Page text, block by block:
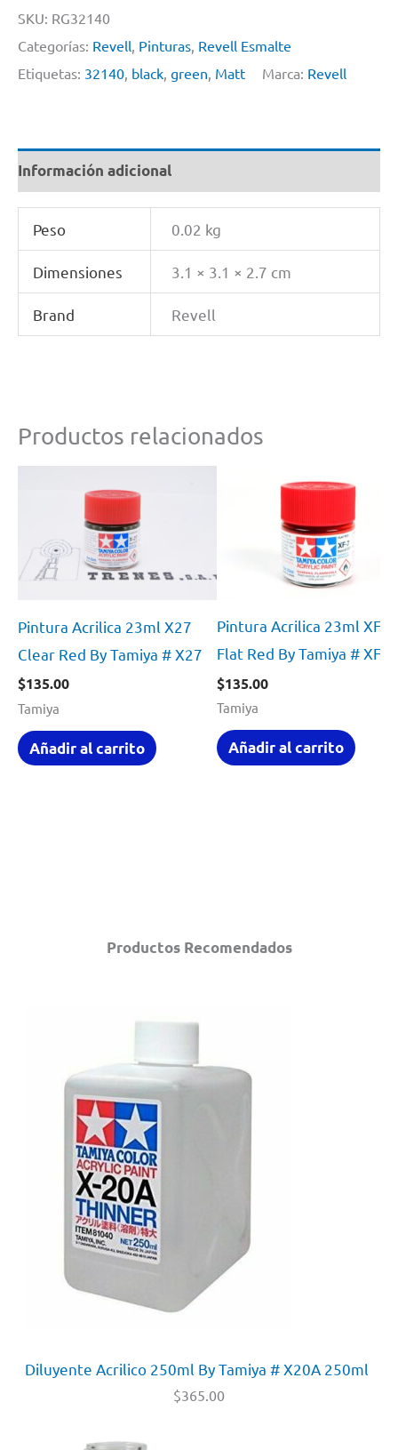
Productos Recomendados
Diluyente Acrilico 250ml By Tamiya # X20A 250ml
$365.00
Modelismo
14ml
Black
By
Revell
#
32140
SKU: RG32140
Categorías: Revell, Pinturas, Revell Esmalte
Etiquetas: 32140, black, green, Matt Marca: Revell
Información adicional
Peso 0.02 kg
Dimensiones 3.1 × 3.1 × 2.7 cm
Brand Revell
Productos relacionados
Pintura Acrilica 23ml X27
Clear Red By Tamiya # X27
$135.00
Tamiya
Añadir al carrito
Pintura Acrilica 23ml XF7
Flat Red By Tamiya # XF-7
$135.00
Tamiya
Añadir al carrito